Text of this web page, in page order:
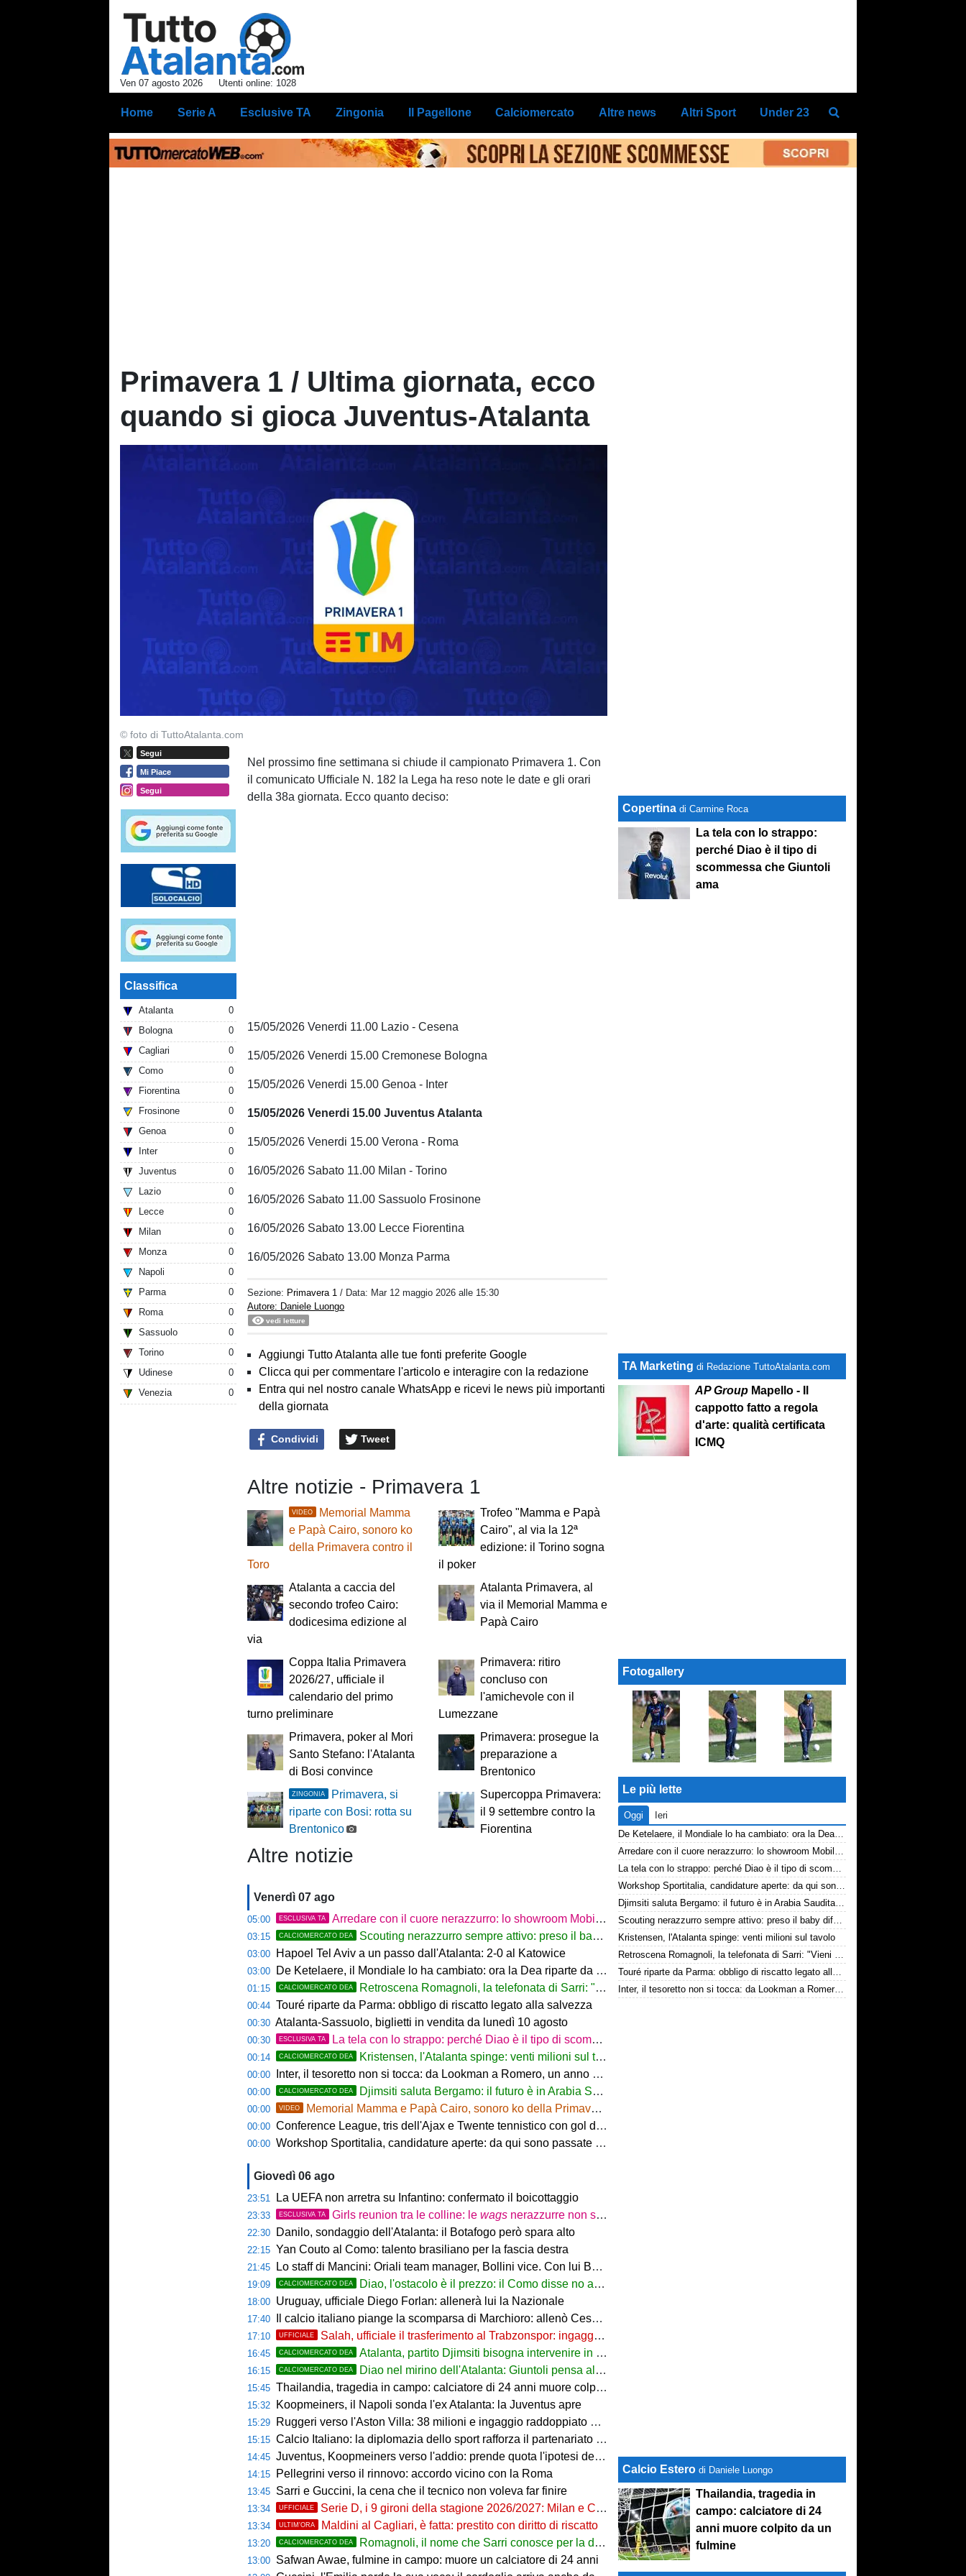
Ven 07 agosto 2026 Utenti online: 1028
Home Serie A Esclusive TA Zingonia Il Pagellone Calciomercato Altre news Altri Sport Under 23
Primavera 1 / Ultima giornata, ecco
quando si gioca Juventus-Atalanta
© foto di TuttoAtalanta.com
Segui
Mi Piace
Segui
Classifica
Atalanta
0
Bologna
0
Cagliari
0
Como
0
Fiorentina
0
Frosinone
0
Genoa
0
Inter
0
Juventus
0
Lazio
0
Lecce
0
Milan
0
Monza
0
Napoli
0
Parma
0
Roma
0
Sassuolo
0
Torino
0
Udinese
0
Venezia
0
Nel prossimo fine settimana si chiude il campionato Primavera 1. Con
il comunicato Ufficiale N. 182 la Lega ha reso note le date e gli orari
della 38a giornata. Ecco quanto deciso:
15/05/2026 Venerdi 11.00 Lazio - Cesena
15/05/2026 Venerdi 15.00 Cremonese Bologna
15/05/2026 Venerdi 15.00 Genoa - Inter
15/05/2026 Venerdi 15.00 Juventus Atalanta
15/05/2026 Venerdi 15.00 Verona - Roma
16/05/2026 Sabato 11.00 Milan - Torino
16/05/2026 Sabato 11.00 Sassuolo Frosinone
16/05/2026 Sabato 13.00 Lecce Fiorentina
16/05/2026 Sabato 13.00 Monza Parma
Sezione: Primavera 1 / Data: Mar 12 maggio 2026 alle 15:30
Autore: Daniele Luongo
vedi letture
Aggiungi Tutto Atalanta alle tue fonti preferite Google
Clicca qui per commentare l'articolo e interagire con la redazione
Entra qui nel nostro canale WhatsApp e ricevi le news più importanti
della giornata
Condividi Tweet
Altre notizie - Primavera 1
VIDEO
Memorial Mamma
e Papà Cairo, sonoro ko
della Primavera contro il
Toro
Trofeo "Mamma e Papà
Cairo", al via la 12ª
edizione: il Torino sogna
il poker
Atalanta a caccia del
secondo trofeo Cairo:
dodicesima edizione al
via
Atalanta Primavera, al
via il Memorial Mamma e
Papà Cairo
Coppa Italia Primavera
2026/27, ufficiale il
calendario del primo
turno preliminare
Primavera: ritiro
concluso con
l'amichevole con il
Lumezzane
Primavera, poker al Mori
Santo Stefano: l'Atalanta
di Bosi convince
Primavera: prosegue la
preparazione a
Brentonico
ZINGONIA
Primavera, si
riparte con Bosi: rotta su
Brentonico
Supercoppa Primavera:
il 9 settembre contro la
Fiorentina
Altre notizie
Venerdì 07 ago
05:00 ESCLUSIVA TA Arredare con il cuore nerazzurro: lo showroom Mobilmondo a Osio Sotto. Quando essere di fede atalantina
03:15 CALCIOMERCATO DEA Scouting nerazzurro sempre attivo: preso il baby difensore 2010 Levačić
03:00 Hapoel Tel Aviv a un passo dall'Atalanta: 2-0 al Katowice
03:00 De Ketelaere, il Mondiale lo ha cambiato: ora la Dea riparte da lui
01:15 CALCIOMERCATO DEA Retroscena Romagnoli, la telefonata di Sarri: "Vieni con me a Bergamo"
00:44 Touré riparte da Parma: obbligo di riscatto legato alla salvezza
00:30 Atalanta-Sassuolo, biglietti in vendita da lunedì 10 agosto
00:30 ESCLUSIVA TA La tela con lo strappo: perché Diao è il tipo di scommessa che Giuntoli ama
00:14 CALCIOMERCATO DEA Kristensen, l'Atalanta spinge: venti milioni sul tavolo
00:00 Inter, il tesoretto non si tocca: da Lookman a Romero, un anno di rinunce
00:00 CALCIOMERCATO DEA Djimsiti saluta Bergamo: il futuro è in Arabia Saudita! Tre milioni e firma biennale
00:00 VIDEO Memorial Mamma e Papà Cairo, sonoro ko della Primavera contro il Toro
00:00 Conference League, tris dell'Ajax e Twente tennistico con gol di Pjaca
00:00 Workshop Sportitalia, candidature aperte: da qui sono passate firme di Serie A
Giovedì 06 ago
23:51 La UEFA non arretra su Infantino: confermato il boicottaggio
23:33 ESCLUSIVA TA Girls reunion tra le colline: lewags nerazzurre non si perdono di vista
22:30 Danilo, sondaggio dell'Atalanta: il Botafogo però spara alto
22:15 Yan Couto al Como: talento brasiliano per la fascia destra
21:45 Lo staff di Mancini: Oriali team manager, Bollini vice. Con lui Bonucci, Gagliardi e Maccarone
19:09 CALCIOMERCATO DEA Diao, l'ostacolo è il prezzo: il Como disse no a 60 milioni
18:00 Uruguay, ufficiale Diego Forlan: allenerà lui la Nazionale
17:40 Il calcio italiano piange la scomparsa di Marchioro: allenò Cesena e Milan
17:10 UFFICIALE Salah, ufficiale il trasferimento al Trabzonspor: ingaggio mostruoso
16:45 CALCIOMERCATO DEA Atalanta, partito Djimsiti bisogna intervenire in difesa: tutti i nomi
16:15 CALCIOMERCATO DEA Diao nel mirino dell'Atalanta: Giuntoli pensa al colpo dal Como
15:45 Thailandia, tragedia in campo: calciatore di 24 anni muore colpito da un fulmine
15:32 Koopmeiners, il Napoli sonda l'ex Atalanta: la Juventus apre
15:29 Ruggeri verso l'Aston Villa: 38 milioni e ingaggio raddoppiato a 5 Mln a stagione
15:15 Calcio Italiano: la diplomazia dello sport rafforza il partenariato tra Italia e Western Australia
14:45 Juventus, Koopmeiners verso l'addio: prende quota l'ipotesi del prestito
14:15 Pellegrini verso il rinnovo: accordo vicino con la Roma
13:45 Sarri e Guccini, la cena che il tecnico non voleva far finire
13:34 UFFICIALE Serie D, i 9 gironi della stagione 2026/2027: Milan e Chievo nel B, le bergamasche...
13:34 ULTIM'ORA Maldini al Cagliari, è fatta: prestito con diritto di riscatto
13:20 CALCIOMERCATO DEA Romagnoli, il nome che Sarri conosce per la difesa nerazzurra
13:00 Safwan Awae, fulmine in campo: muore un calciatore di 24 anni
Copertina di Carmine Roca
La tela con lo strappo:
perché Diao è il tipo di
scommessa che Giuntoli
ama
TA Marketing di Redazione TuttoAtalanta.com
AP Group Mapello - Il
cappotto fatto a regola
d'arte: qualità certificata
ICMQ
Fotogallery
Le più lette
Oggi
Ieri
De Ketelaere, il Mondiale lo ha cambiato: ora la Dea riparte da lui
Arredare con il cuore nerazzurro: lo showroom Mobilmondo a Osio Sotto. Quando essere di fede atalantina conviene
La tela con lo strappo: perché Diao è il tipo di scommessa che Giuntoli ama
Workshop Sportitalia, candidature aperte: da qui sono passate firme di Serie A
Djimsiti saluta Bergamo: il futuro è in Arabia Saudita! Tre milioni e firma biennale
Scouting nerazzurro sempre attivo: preso il baby difensore 2010 Levačić
Kristensen, l'Atalanta spinge: venti milioni sul tavolo
Retroscena Romagnoli, la telefonata di Sarri: "Vieni con me a Bergamo"
Touré riparte da Parma: obbligo di riscatto legato alla salvezza
Inter, il tesoretto non si tocca: da Lookman a Romero, un anno di rinunce
Calcio Estero di Daniele Luongo
Thailandia, tragedia in
campo: calciatore di 24
anni muore colpito da un
fulmine